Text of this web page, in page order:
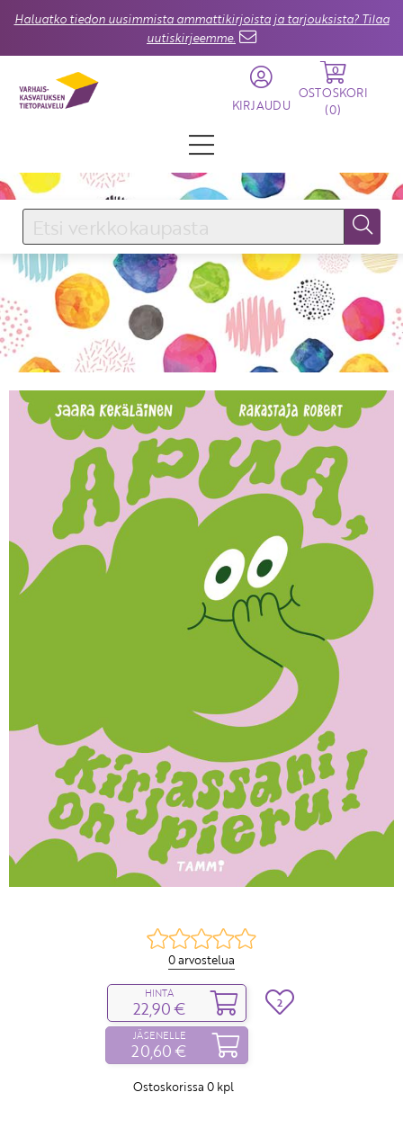
Haluatko tiedon uusimmista ammattikirjoista ja tarjouksista? Tilaa
uutiskirjeemme.
KIRJAUDU
0
OSTOSKORI
(0)
KIRJAUDU SISÄÄN
Käyttäjätunnus
Salasana
KIRJAUDU SISÄÄN
Etkö ole vielä Varhaiskasvatuksen Tietopalvelun
jäsen?
Liity tästä!
0 arvostelua
HINTA
22,90 €
JÄSENELLE
20,60 €
Ostoskorissa 0 kpl
2